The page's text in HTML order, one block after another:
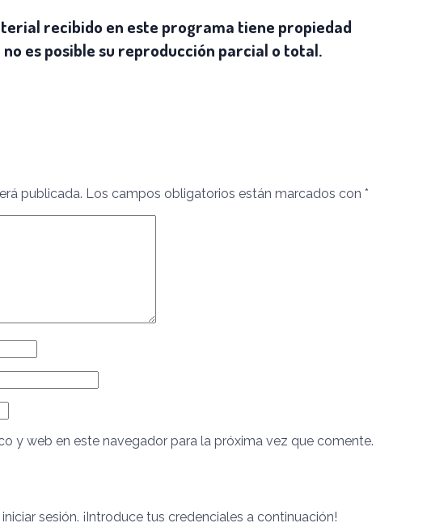
recibido en este programa tiene propiedad
es posible su reproducción parcial o total.
publicada. Los campos obligatorios están marcados con *
y web en este navegador para la próxima vez que comente.
sesión. ¡Introduce tus credenciales a continuación!